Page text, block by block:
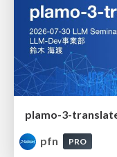
plamo-3-
pfn
PRO